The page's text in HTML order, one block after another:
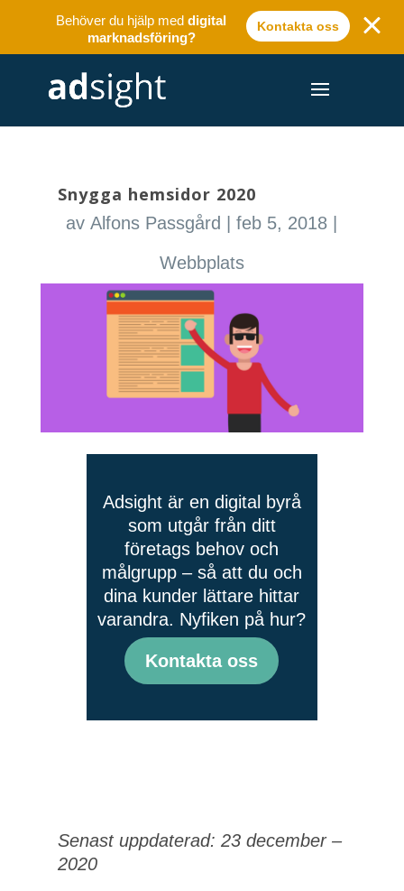
Behöver du hjälp meddigital
marknadsföring?
Kontakta oss
Snygga hemsidor 2020
avAlfons Passgård |feb 5, 2018
Webbplats
Adsight är en digital byrå
som utgår från ditt
företags behov och
målgrupp – så att du och
dina kunder lättare hittar
varandra. Nyfiken på hur?
Kontakta oss
Senast uppdaterad: 23 december –
2020